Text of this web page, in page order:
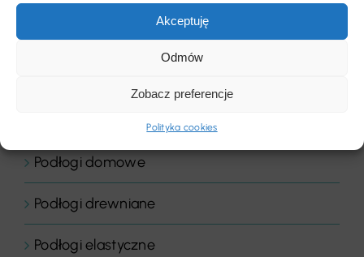
Akceptuję
Odmów
Zobacz preferencje
Polityka cookies
Płytki dywanowe
Podłogi domowe
Podłogi drewniane
Podłogi elastyczne